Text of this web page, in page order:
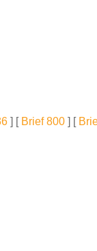
] [ Brief 800 ] [